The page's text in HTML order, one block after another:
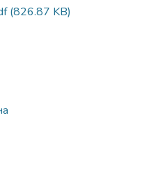
(826.87 KB)